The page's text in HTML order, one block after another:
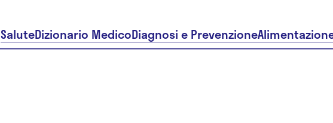
SaluteDizionario MedicoDiagnosi e Prevenzione